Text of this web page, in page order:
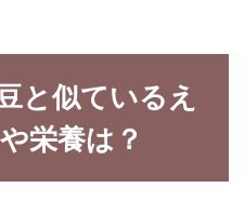
...と似ているえ
栄養は？